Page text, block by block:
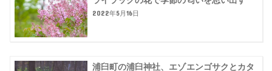
2022年5月16日
浦臼町の浦臼神社、エゾエンゴサクとカタ